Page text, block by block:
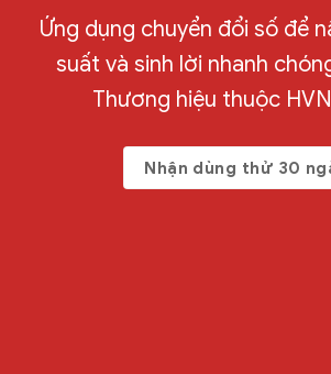
Ứng dụng chuyển đổi số để
suất và sinh lời nhanh
Thương hiệu thuộc
Nhận dùng thử 30